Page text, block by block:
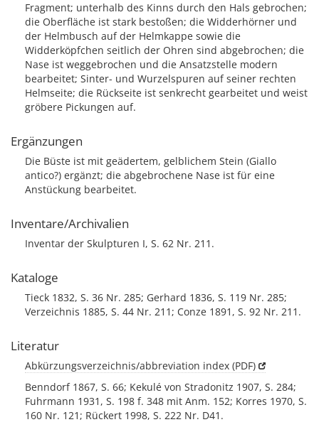
Fragment; unterhalb des Kinns durch den Hals gebrochen;
die Oberfläche ist stark bestoßen; die Widderhörner und
der Helmbusch auf der Helmkappe sowie die
Widderköpfchen seitlich der Ohren sind abgebrochen; die
Nase ist weggebrochen und die Ansatzstelle modern
bearbeitet; Sinter- und Wurzelspuren auf seiner rechten
Helmseite; die Rückseite ist senkrecht gearbeitet und weist
gröbere Pickungen auf.
Ergänzungen
Die Büste ist mit geädertem, gelblichem Stein (Giallo
antico?) ergänzt; die abgebrochene Nase ist für eine
Anstückung bearbeitet.
Inventare/Archivalien
Inventar der Skulpturen I, S. 62 Nr. 211.
Kataloge
Tieck 1832, S. 36 Nr. 285; Gerhard 1836, S. 119 Nr. 285;
Verzeichnis 1885, S. 44 Nr. 211; Conze 1891, S. 92 Nr. 211.
Literatur
Abkürzungsverzeichnis/abbreviation index (PDF)
Benndorf 1867, S. 66; Kekulé von Stradonitz 1907, S. 284;
Fuhrmann 1931, S. 198 f. 348 mit Anm. 152; Korres 1970, S.
160 Nr. 121; Rückert 1998, S. 222 Nr. D41.